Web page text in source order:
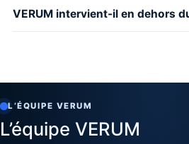
VERUM intervient-il en dehors
L’ÉQUIPE VERUM
L’équipe VERUM